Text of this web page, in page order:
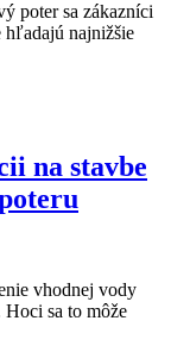
poter sa zákazníci
hľadajú najnižšie
na stavbe
vhodnej vody
sa to môže